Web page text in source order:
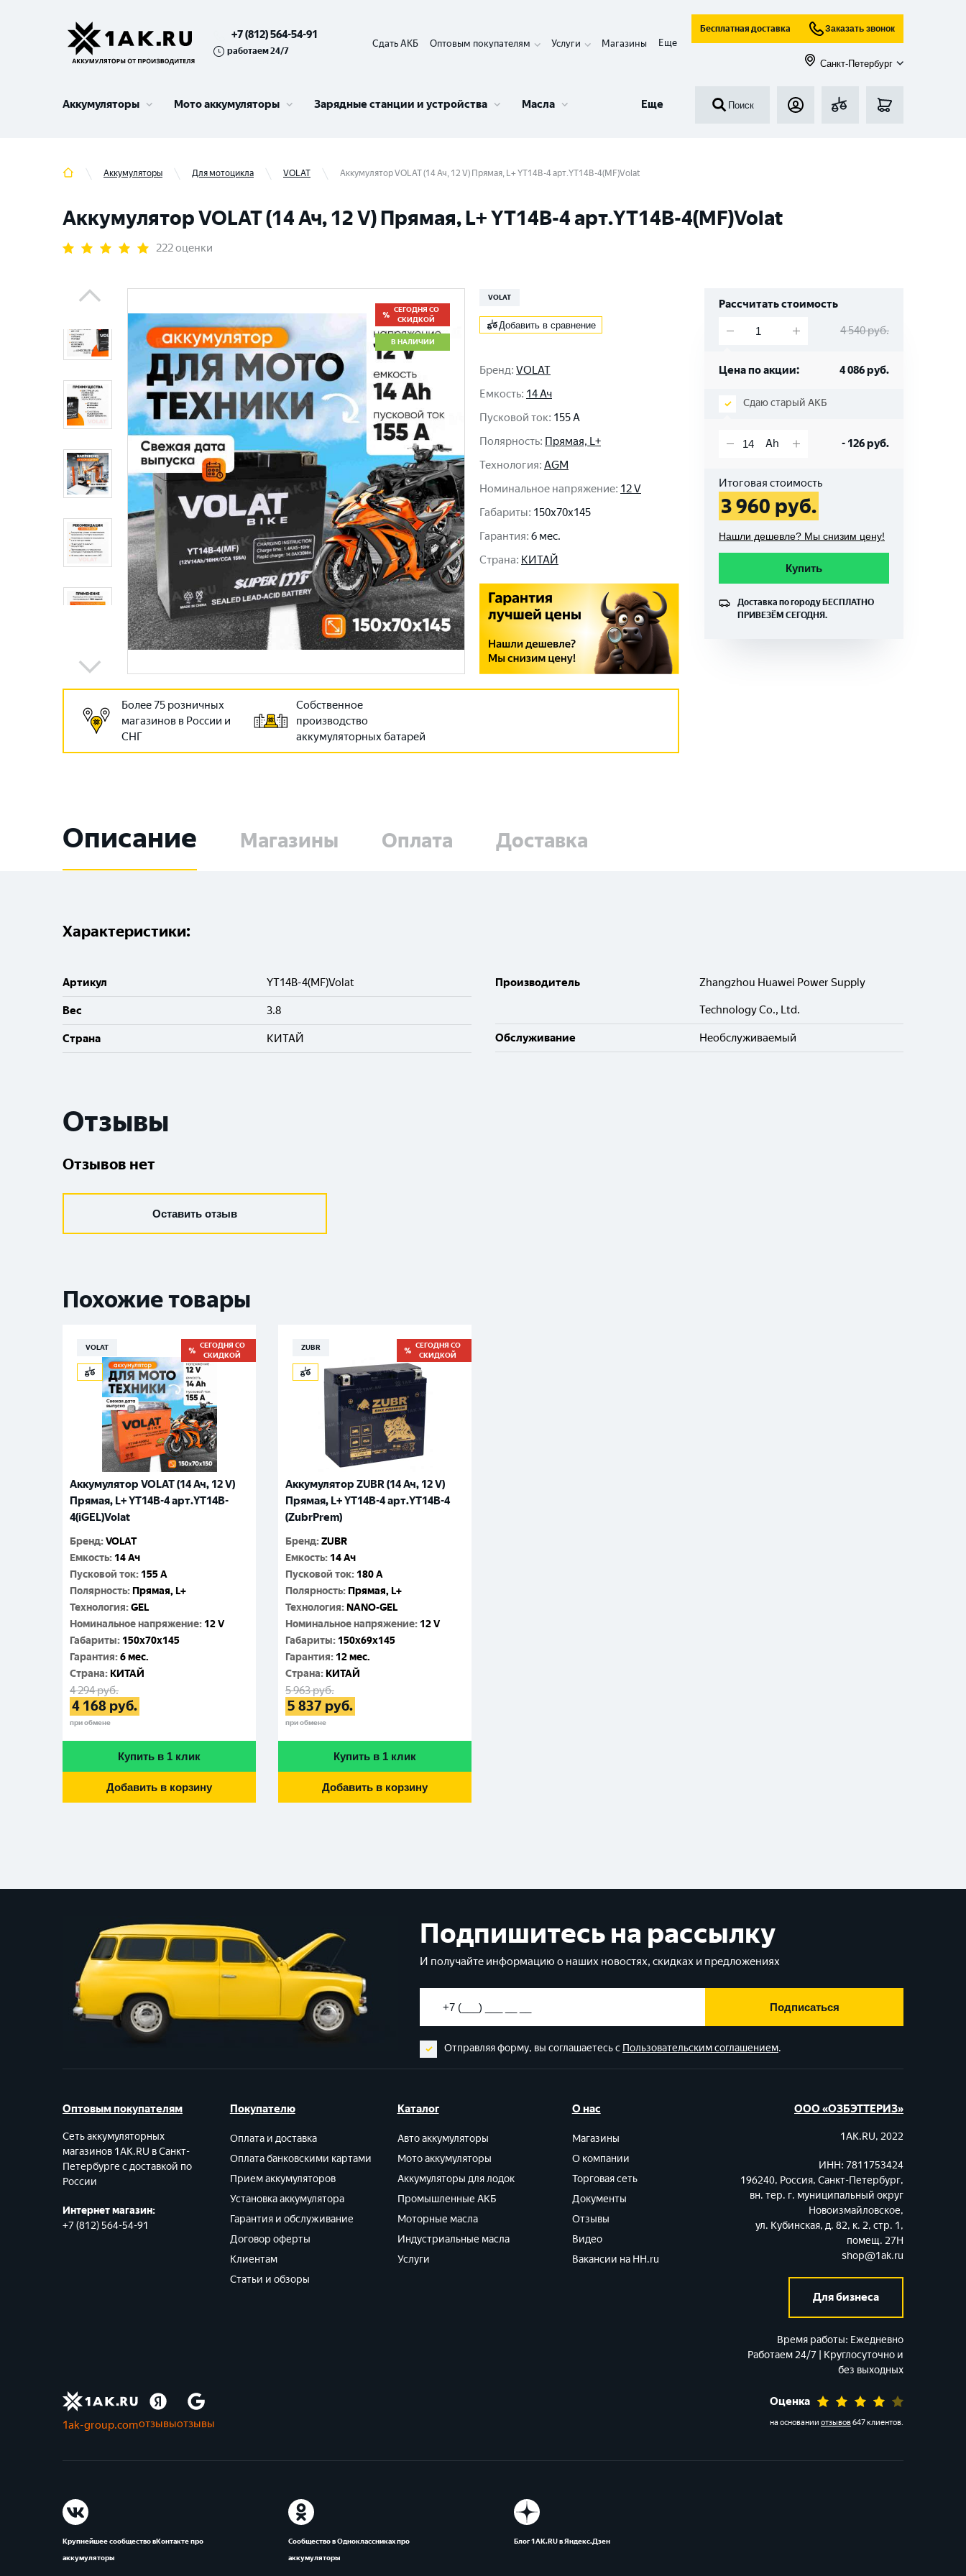
+7 (812) 564-54-91
работаем 24/7
Сдать АКБ Оптовым покупателям Услуги Магазины Еще
Бесплатная доставка Заказать звонок
Санкт-Петербург
Аккумуляторы Мото аккумуляторы Зарядные станции и устройства Масла Еще Поиск
Аккумуляторы Для мотоцикла VOLAT Аккумулятор VOLAT (14 Ач, 12 V) Прямая, L+ YT14B-4 арт.YT14B-4(MF)Volat
Аккумулятор VOLAT (14 Ач, 12 V) Прямая, L+ YT14B-4 арт.YT14B-4(MF)Volat
222 оценки
СЕГОДНЯ СО
СКИДКОЙ
В НАЛИЧИИ
VOLAT
Добавить в сравнение
Бренд: VOLAT
Емкость: 14 Ач
Пусковой ток: 155 A
Полярность: Прямая, L+
Технология: AGM
Номинальное напряжение: 12 V
Габариты: 150x70x145
Гарантия: 6 мес.
Cтрана: КИТАЙ
Рассчитать стоимость
4 540руб.
Цена по акции: 4 086руб.
Сдаю старый АКБ
- 126руб.
Итоговая стоимость
3 960 руб.
Нашли дешевле? Мы снизим цену!
Купить
Доставка по городу БЕСПЛАТНО
ПРИВЕЗЁМ СЕГОДНЯ.
Более 75 розничных
магазинов в России и
СНГ
Собственное
производство
аккумуляторных батарей
Описание Магазины Оплата Доставка
Характеристики:
Артикул YT14B-4(MF)Volat
Вес 3.8
Cтрана КИТАЙ
Производитель Zhangzhou Huawei Power Supply
Technology Co., Ltd.
Обслуживание Необслуживаемый
Отзывы
Отзывов нет
Оставить отзыв
Похожие товары
VOLAT
СЕГОДНЯ СО
СКИДКОЙ
Аккумулятор VOLAT (14 Ач, 12 V)
Прямая, L+ YT14B-4 арт.YT14B-
4(iGEL)Volat
Бренд:VOLAT
Емкость: 14 Ач
Пусковой ток: 155 A
Полярность: Прямая, L+
Технология:GEL
Номинальное напряжение: 12 V
Габариты: 150x70x145
Гарантия:6 мес.
Cтрана: КИТАЙ
4 294руб.
4 168 руб.
при обмене
Купить в 1 клик
Добавить в корзину
ZUBR
СЕГОДНЯ СО
СКИДКОЙ
Аккумулятор ZUBR (14 Ач, 12 V)
Прямая, L+ YT14B-4 арт.YT14B-4
(ZubrPrem)
Бренд:ZUBR
Емкость: 14 Ач
Пусковой ток: 180 A
Полярность: Прямая, L+
Технология: NANO-GEL
Номинальное напряжение: 12 V
Габариты: 150x69x145
Гарантия: 12 мес.
Cтрана: КИТАЙ
5 963руб.
5 837 руб.
при обмене
Купить в 1 клик
Добавить в корзину
Подпишитесь на рассылку
И получайте информацию о наших новостях, скидках и предложениях
Подписаться
Отправляя форму, вы соглашаетесь с Пользовательским соглашением.
Оптовым покупателям
Сеть аккумуляторных
магазинов 1AK.RU в Санкт-
Петербурге с доставкой по
России
Интернет магазин:
+7 (812) 564-54-91
Покупателю
Оплата и доставка
Оплата банковскими картами
Прием аккумуляторов
Установка аккумулятора
Гарантия и обслуживание
Договор оферты
Клиентам
Статьи и обзоры
Каталог
Авто аккумуляторы
Мото аккумуляторы
Аккумуляторы для лодок
Промышленные АКБ
Моторные масла
Индустриальные масла
Услуги
О нас
Магазины
О компании
Торговая сеть
Документы
Отзывы
Видео
Вакансии на HH.ru
ООО «ОЗБЭТТЕРИЗ»
1AK.RU, 2022
ИНН: 7811753424
196240, Россия, Санкт-Петербург,
вн. тер. г. муниципальный округ
Новоизмайловское,
ул. Кубинская, д. 82, к. 2, стр. 1,
помещ. 27Н
shop@1ak.ru
Для бизнеса
Время работы: Ежедневно
Работаем 24/7 | Круглосуточно и
без выходных
1ak-group.comотзывыотзывы
Оценка
на основании отзывов647 клиентов.
Крупнейшее сообщество вКонтакте про
аккумуляторы
Сообщество в Одноклассниках про
аккумуляторы
Блог 1АК.RU в Яндекс.Дзен
Москва